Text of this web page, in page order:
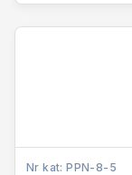
Nr kat: PPN-8-5